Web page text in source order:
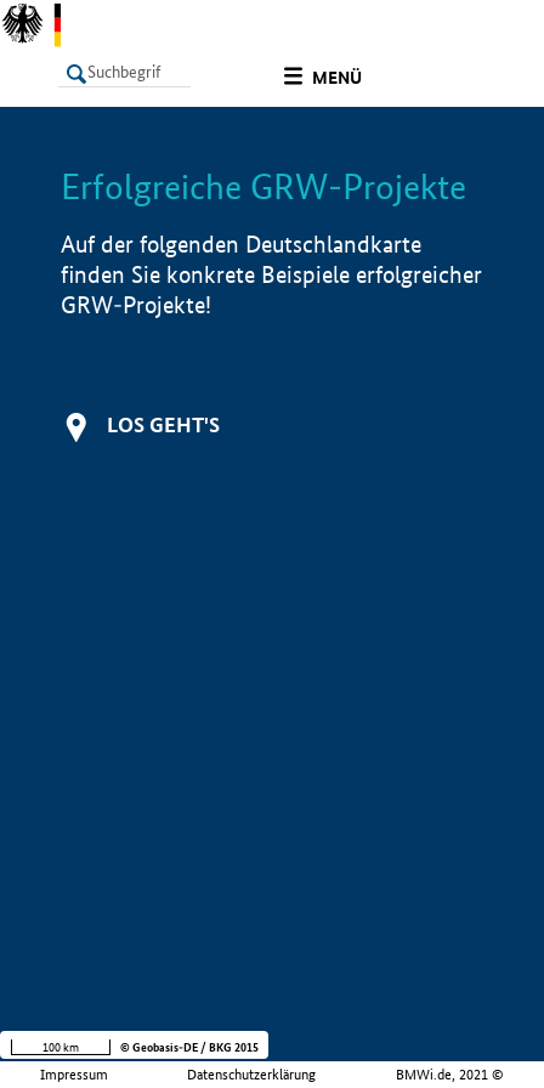
MENÜ
LISTE Info
Erfolgreiche GRW-Projekte
Auf der folgenden Deutschlandkarte
finden Sie konkrete Beispiele erfolgreicher
GRW-Projekte!
LOS GEHT'S
Impressum Datenschutzerklärung BMWi.de, 2021 ©
100 km © Geobasis-DE / BKG 2015